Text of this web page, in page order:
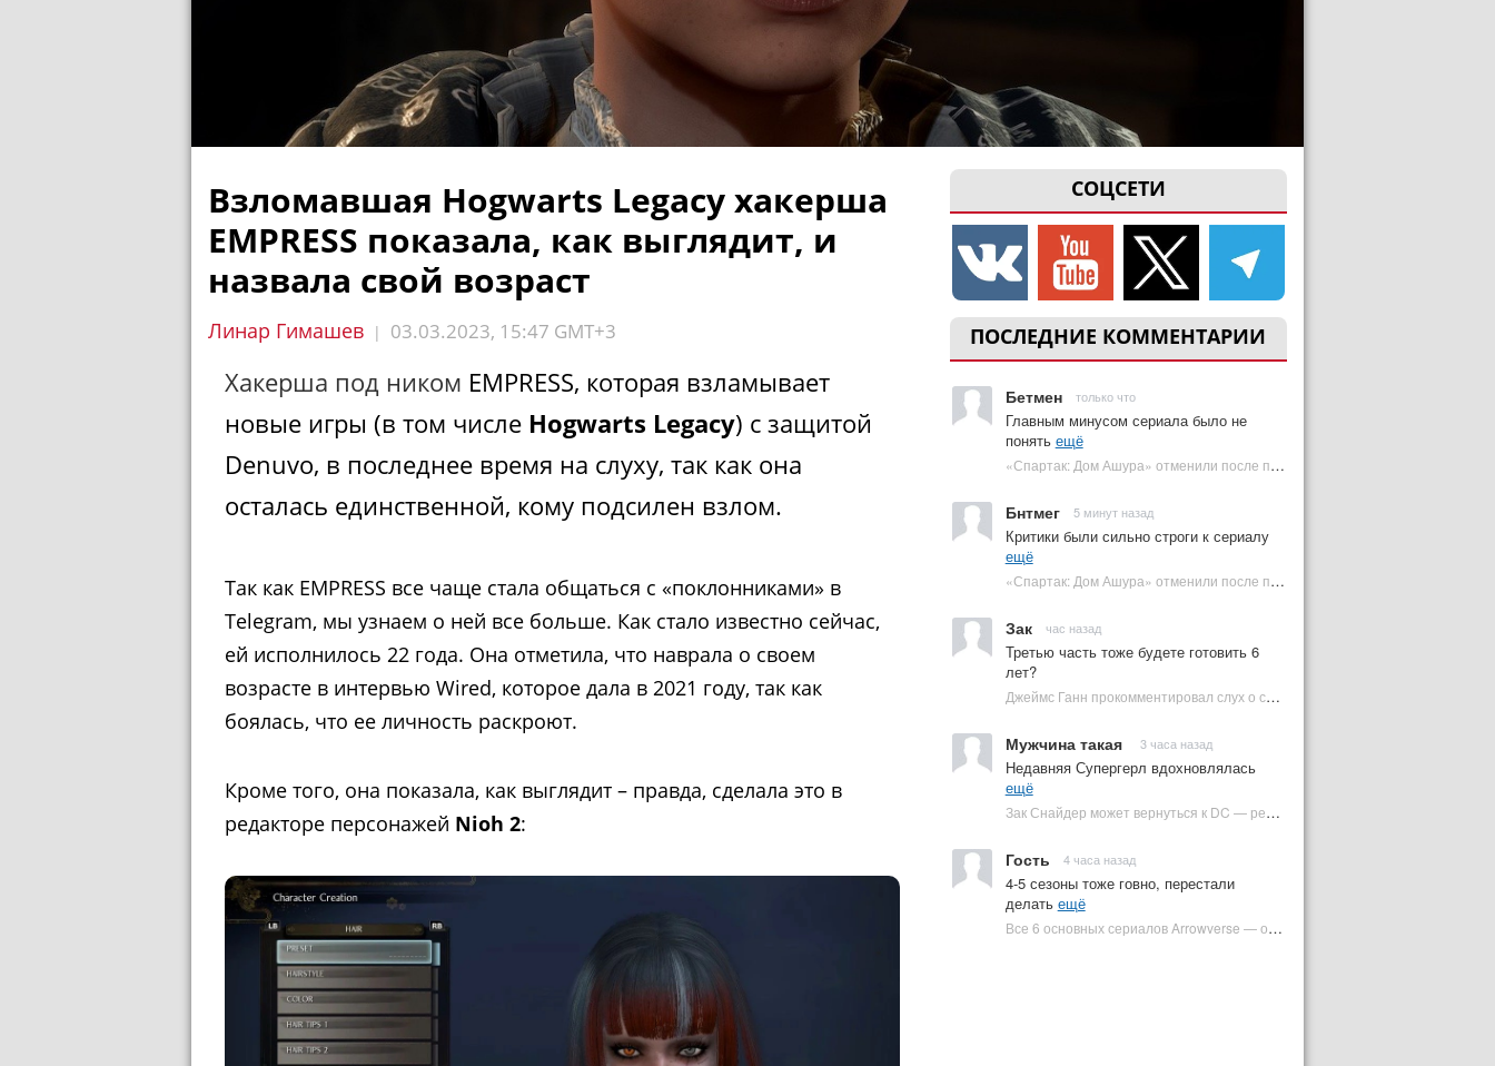
СОЦСЕТИ
ПОСЛЕДНИЕ КОММЕНТАРИИ
Бетмен только что
Главным минусом сериала было не
понять ещё
«Спартак: Дом Ашура» отменили после первого сезона | Plugged In Ru
Бнтмег 5 минут назад
Критики были сильно строги к сериалу
ещё
«Спартак: Дом Ашура» отменили после первого сезона | Plugged In Ru
Зак час назад
Третью часть тоже будете готовить 6
лет?
Джеймс Ганн прокомментировал слух о съемках «Бэтмена 3» | Plugged In Ru
Мужчина такая 3 часа назад
Недавняя Супергерл вдохновлялась
ещё
Зак Снайдер может вернуться к DC — режиссер общался с Warner Bros. (фото) | Plugged In Ru
Гость 4 часа назад
4-5 сезоны тоже говно, перестали
делать ещё
Все 6 основных сериалов Arrowverse — от худшего к лучшему | Plugged In Ru
Взломавшая Hogwarts Legacy хакерша
EMPRESS показала, как выглядит, и
назвала свой возраст
Линар Гимашев | 03.03.2023, 15:47 GMT+3
Хакерша под ником EMPRESS, которая взламывает
новые игры (в том числе Hogwarts Legacy) с защитой
Denuvo, в последнее время на слуху, так как она
осталась единственной, кому подсилен взлом.
Так как EMPRESS все чаще стала общаться с «поклонниками» в
Telegram, мы узнаем о ней все больше. Как стало известно сейчас,
ей исполнилось 22 года. Она отметила, что наврала о своем
возрасте в интервью Wired, которое дала в 2021 году, так как
боялась, что ее личность раскроют.
Кроме того, она показала, как выглядит – правда, сделала это в
редакторе персонажей Nioh 2: